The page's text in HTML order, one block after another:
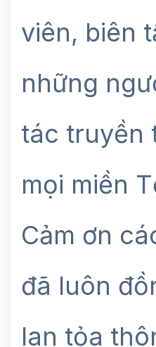
viên, biên
những
tác truyền
mọi miền
Cảm ơn
đã luôn
lan tỏa